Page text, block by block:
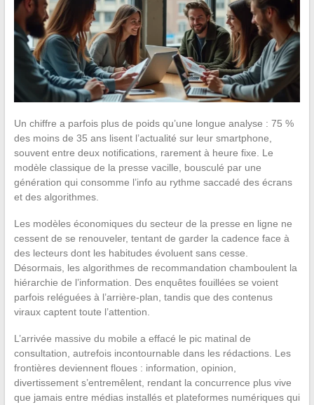
Un chiffre a parfois plus de poids qu’une longue analyse : 75 %
des moins de 35 ans lisent l’actualité sur leur smartphone,
souvent entre deux notifications, rarement à heure fixe. Le
modèle classique de la presse vacille, bousculé par une
génération qui consomme l’info au rythme saccadé des écrans
et des algorithmes.
Les modèles économiques du secteur de la presse en ligne ne
cessent de se renouveler, tentant de garder la cadence face à
des lecteurs dont les habitudes évoluent sans cesse.
Désormais, les algorithmes de recommandation chamboulent la
hiérarchie de l’information. Des enquêtes fouillées se voient
parfois reléguées à l’arrière-plan, tandis que des contenus
viraux captent toute l’attention.
L’arrivée massive du mobile a effacé le pic matinal de
consultation, autrefois incontournable dans les rédactions. Les
frontières deviennent floues : information, opinion,
divertissement s’entremêlent, rendant la concurrence plus vive
que jamais entre médias installés et plateformes numériques qui